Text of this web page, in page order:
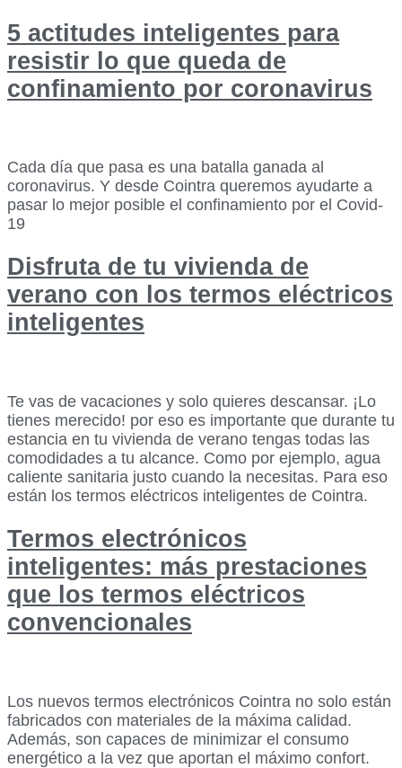
5 actitudes inteligentes para
resistir lo que queda de
confinamiento por coronavirus
Cada día que pasa es una batalla ganada al
coronavirus. Y desde Cointra queremos ayudarte a
pasar lo mejor posible el confinamiento por el Covid-
19
Disfruta de tu vivienda de
verano con los termos eléctricos
inteligentes
Te vas de vacaciones y solo quieres descansar. ¡Lo
tienes merecido! por eso es importante que durante tu
estancia en tu vivienda de verano tengas todas las
comodidades a tu alcance. Como por ejemplo, agua
caliente sanitaria justo cuando la necesitas. Para eso
están los termos eléctricos inteligentes de Cointra.
Termos electrónicos
inteligentes: más prestaciones
que los termos eléctricos
convencionales
Los nuevos termos electrónicos Cointra no solo están
fabricados con materiales de la máxima calidad.
Además, son capaces de minimizar el consumo
energético a la vez que aportan el máximo confort.